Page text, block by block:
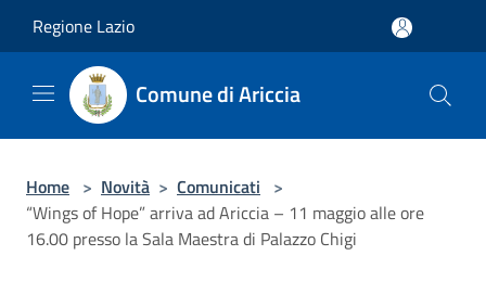
Regione Lazio
Comune di Ariccia
Home > Novità > Comunicati >
“Wings of Hope” arriva ad Ariccia – 11 maggio alle ore
16.00 presso la Sala Maestra di Palazzo Chigi